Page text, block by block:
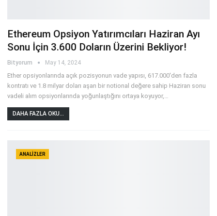
Ethereum Opsiyon Yatırımcıları Haziran Ayı
Sonu İçin 3.600 Doların Üzerini Bekliyor!
Bityorum May 14, 2024
Ether opsiyonlarında açık pozisyonun vade yapısı, 617.000'den fazla
kontratı ve 1.8 milyar doları aşan bir notional değere sahip Haziran sonu
vadeli alım opsiyonlarında yoğunlaştığını ortaya koyuyor,
DAHA FAZLA OKU...
ANALIZLER